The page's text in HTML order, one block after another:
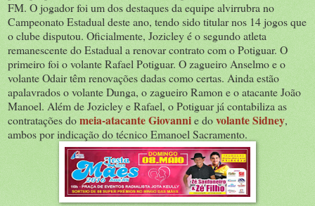
FM. O jogador foi um dos destaques da equipe alvirrubra no
Campeonato Estadual deste ano, tendo sido titular nos 14 jogos que
o clube disputou. Oficialmente, Jozicley é o segundo atleta
remanescente do Estadual a renovar contrato com o Potiguar. O
primeiro foi o volante Rafael Potiguar. O zagueiro Anselmo e o
volante Odair têm renovações dadas como certas. Ainda estão
apalavrados o volante Dunga, o zagueiro Ramon e o atacante João
Manoel. Além de Jozicley e Rafael, o Potiguar já contabiliza as
contratações domeia-atacante Giovannie dovolante Sidney,
ambos por indicação do técnico Emanoel Sacramento.